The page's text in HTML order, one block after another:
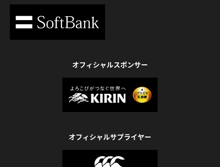
オフィシャルスポンサー
オフィシャルサプライヤー